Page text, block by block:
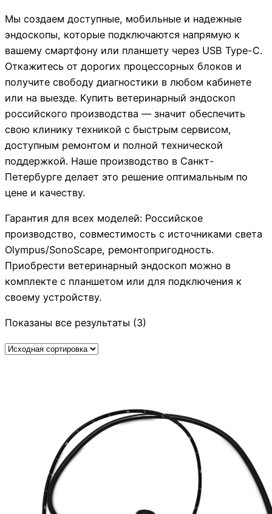
Мы создаем доступные, мобильные и надежные
эндоскопы, которые подключаются напрямую к
вашему смартфону или планшету через USB Type-C.
Откажитесь от дорогих процессорных блоков и
получите свободу диагностики в любом кабинете
или на выезде. Купить ветеринарный эндоскоп
российского производства — значит обеспечить
свою клинику техникой с быстрым сервисом,
доступным ремонтом и полной технической
поддержкой. Наше производство в Санкт-
Петербурге делает это решение оптимальным по
цене и качеству.
Гарантия для всех моделей: Российское
производство, совместимость с источниками света
Olympus/SonoScape, ремонтопригодность.
Приобрести ветеринарный эндоскоп можно в
комплекте с планшетом или для подключения к
своему устройству.
Показаны все результаты (3)